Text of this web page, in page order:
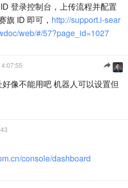
登录控制台，上传流程并配置
旗 ID 即可， http://support.i-sear
web/#/57?page_id=1027
像不能用吧 机器人可以设置但
console/dashboard